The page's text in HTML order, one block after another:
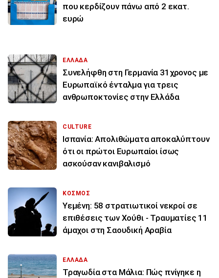
που κερδίζουν πάνω από 2 εκατ.
ευρώ
ΕΛΛΑΔΑ
Συνελήφθη στη Γερμανία 31χρονος με
Ευρωπαϊκό ένταλμα για τρεις
ανθρωποκτονίες στην Ελλάδα
CULTURE
Ισπανία: Απολιθώματα αποκαλύπτουν
ότι οι πρώτοι Ευρωπαίοι ίσως
ασκούσαν κανιβαλισμό
ΚΟΣΜΟΣ
Υεμένη: 58 στρατιωτικοί νεκροί σε
επιθέσεις των Χούθι - Τραυματίες 11
άμαχοι στη Σαουδική Αραβία
ΕΛΛΑΔΑ
Τραγωδία στα Μάλια: Πώς πνίγηκε η